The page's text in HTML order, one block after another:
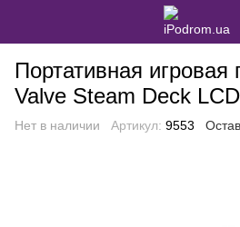
Портативная игровая
Valve Steam Deck
Нет в наличии Артикул: 9553